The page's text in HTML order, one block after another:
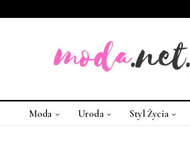
Moda Uroda Styl Życia